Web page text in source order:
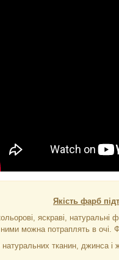
Якість фарб
яскраві, натуральні
ними можна потраплять в очі.
тканин, джинса і